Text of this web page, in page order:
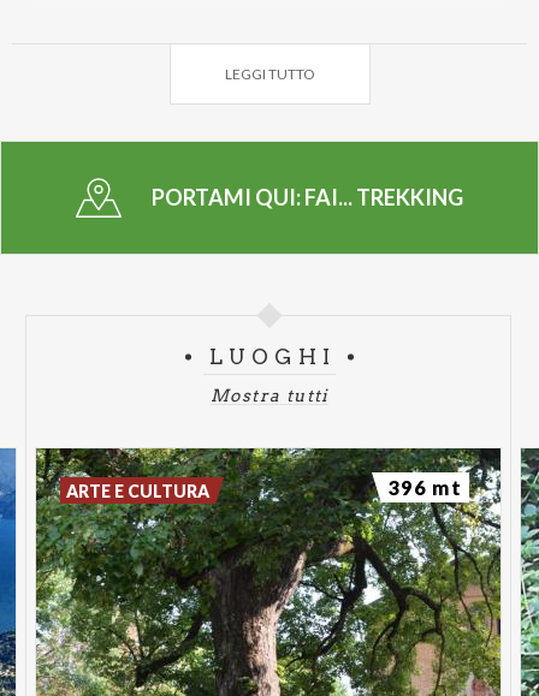
Villa Belvedere (Orino)
Obbligatorie scarpe comode non a suola liscia,
prenotazione è fortemente consigliata
LEGGI TUTTO
PORTAMI QUI:FAI... TREKKING
LUOGHI
Mostra tutti
ARTE E CULTURA 396 mt